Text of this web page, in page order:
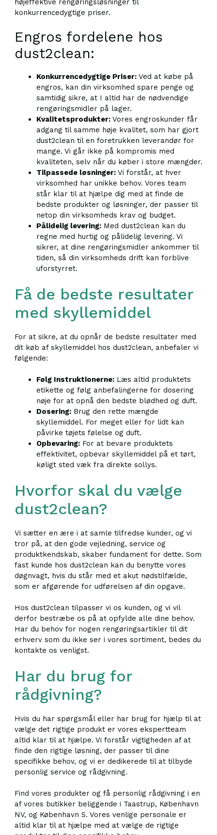
konkurrencedygtige priser.
Engros fordelene hos
dust2clean:
Konkurrencedygtige Priser: Ved at købe på
engros, kan din virksomhed spare penge og
samtidig sikre, at I altid har de nødvendige
rengøringsmidler på lager.
Kvalitetsprodukter: Vores engroskunder får
adgang til samme høje kvalitet, som har gjort
dust2clean til en foretrukken leverandør for
mange. Vi går ikke på kompromis med
kvaliteten, selv når du køber i store mængder.
Tilpassede løsninger: Vi forstår, at hver
virksomhed har unikke behov. Vores team
står klar til at hjælpe dig med at finde de
bedste produkter og løsninger, der passer til
netop din virksomheds krav og budget.
Pålidelig levering: Med dust2clean kan du
regne med hurtig og pålidelig levering. Vi
sikrer, at dine rengøringsmidler ankommer til
tiden, så din virksomheds drift kan forblive
uforstyrret.
Få de bedste resultater
med skyllemiddel
For at sikre, at du opnår de bedste resultater med
dit køb af skyllemiddel hos dust2clean, anbefaler vi
følgende:
Følg Instruktionerne: Læs altid produktets
etikette og følg anbefalingerne for dosering
nøje for at opnå den bedste blødhed og duft.
Dosering: Brug den rette mængde
skyllemiddel. For meget eller for lidt kan
påvirke tøjets følelse og duft.
Opbevaring: For at bevare produktets
effektivitet, opbevar skyllemiddel på et tørt,
køligt sted væk fra direkte sollys.
Hvorfor skal du vælge
dust2clean?
Vi sætter en ære i at samle tilfredse kunder, og vi
tror på, at den gode vejledning, service og
produktkendskab, skaber fundament for dette. Som
fast kunde hos dust2clean kan du benytte vores
døgnvagt, hvis du står med et akut nødstilfælde,
som er afgørende for udførelsen af din opgave.
Hos dust2clean tilpasser vi os kunden, og vi vil
derfor bestræbe os på at opfylde alle dine behov.
Har du behov for nogen rengøringsartikler til dit
erhverv som du ikke ser i vores sortiment, bedes du
kontakte os venligst.
Har du brug for
rådgivning?
Hvis du har spørgsmål eller har brug for hjælp til at
vælge det rigtige produkt er vores ekspertteam
altid klar til at hjælpe. Vi forstår vigtigheden af at
finde den rigtige løsning, der passer til dine
specifikke behov, og vi er dedikerede til at tilbyde
personlig service og rådgivning.
Find vores produkter og få personlig rådgivning i en
af vores butikker beliggende i Taastrup, København
NV, og København S. Vores venlige personale er
altid klar til at hjælpe med at vælge de rigtige